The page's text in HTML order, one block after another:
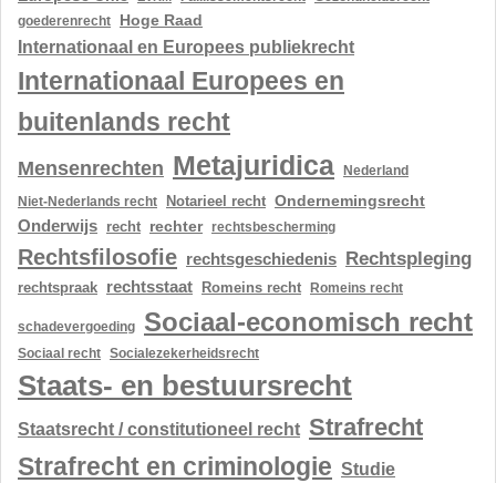
goederenrecht
Hoge Raad
Internationaal en Europees publiekrecht
Internationaal Europees en
buitenlands recht
Mensenrechten Metajuridica
Nederland
Niet-Nederlands recht
Notarieel recht Ondernemingsrecht
Onderwijs recht rechter rechtsbescherming
Rechtsfilosofie rechtsgeschiedenis Rechtspleging
rechtspraak rechtsstaat Romeins recht Romeins recht
schadevergoeding Sociaal-economisch recht
Sociaal recht Socialezekerheidsrecht
Staats- en bestuursrecht
Staatsrecht / constitutioneel recht Strafrecht
Strafrecht en criminologie Studie